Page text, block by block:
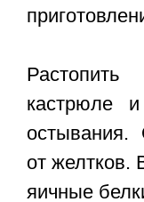
кастрюле
остывания.
от желтков.
яичные